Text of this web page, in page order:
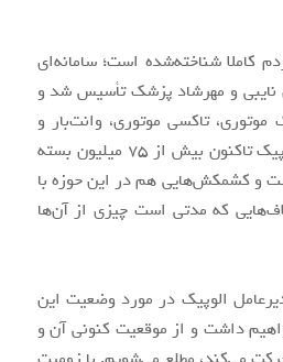
کاملا شناخته‌شده است؛ سامانه‌ای
مهدی نایبی و مهرشاد پزشک تأسیس شد و
تاکسی موتوری، وانت‌بار و
سواری فعالیت می‌کند. الوپیک تاکنون بیش از ۷۵ میلیون بسته
و کشمکش‌هایی هم در این حوزه با
که مدتی است چیزی از آن‌ها
الوپیک در مورد وضعیت این
داشت و از موقعیت کنونی آن و